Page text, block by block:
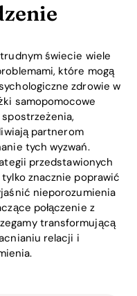
świecie wiele
które mogą
zdrowie w
samopomocowe
partnerom
tych wyzwań.
przedstawionych
znacznie poprawić
nieporozumienia
połączenie z
transformującą
relacji i